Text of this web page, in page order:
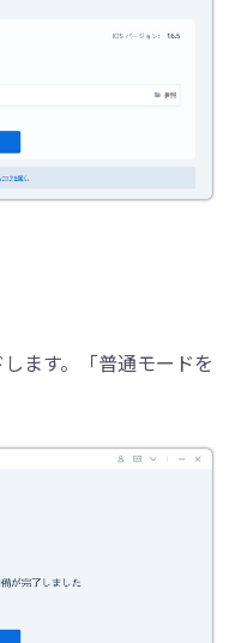
ます。「普通モードを